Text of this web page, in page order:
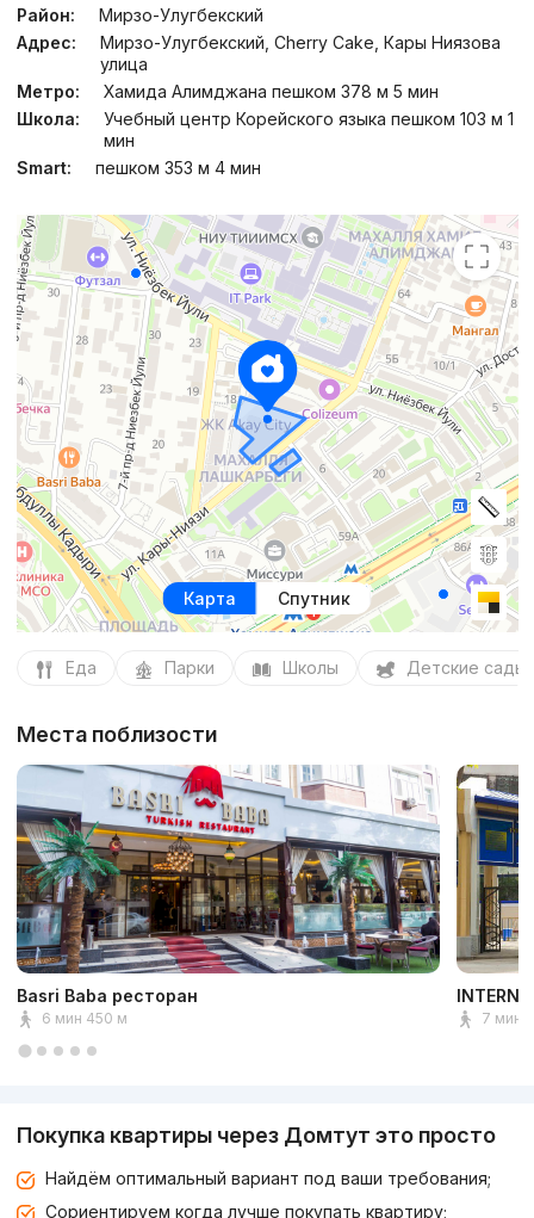
Район:
Мирзо-Улугбекский
Адрес:
Мирзо-Улугбекский, Cherry Cake, Кары Ниязова
улица
Метро:
Хамида Алимджана пешком 378 м 5 мин
Школа:
Учебный центр Корейского языка пешком 103 м 1
мин
Smart:
пешком 353 м 4 мин
Карта Спутник
Еда Парки Школы Детские сады
Места поблизости
Basri Baba ресторан
6 мин 450 м 7 мин
Покупка квартиры через Домтут это просто
Найдём оптимальный вариант под ваши требования;
Сориентируем когда лучше покупать квартиру;